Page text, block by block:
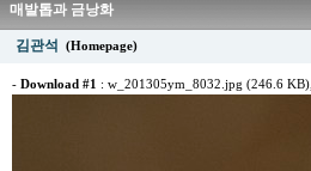
매발톱과 금낭화
김관석 (Homepage)
- Download #1 : w_201305ym_8032.jpg (246.6 KB)